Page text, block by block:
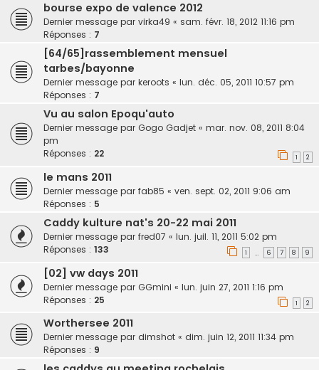
bourse expo de valence 2012
Dernier message par virka49 « sam. févr. 18, 2012 11:16 pm
Réponses : 7
[64/65]rassemblement mensuel
tarbes/bayonne
Dernier message par keroots « lun. déc. 05, 2011 10:57 pm
Réponses : 7
Vu au salon Epoqu'auto
Dernier message par Gogo Gadjet « mar. nov. 08, 2011 8:04
pm
Réponses : 22 1 2
le mans 2011
Dernier message par fab85 « ven. sept. 02, 2011 9:06 am
Réponses : 5
Caddy kulture nat's 20-22 mai 2011
Dernier message par fred07 « lun. juil. 11, 2011 5:02 pm
Réponses : 133 1 … 6 7 8 9
[02] vw days 2011
Dernier message par GGmini « lun. juin 27, 2011 1:16 pm
Réponses : 25 1 2
Worthersee 2011
Dernier message par dimshot « dim. juin 12, 2011 11:34 pm
Réponses : 9